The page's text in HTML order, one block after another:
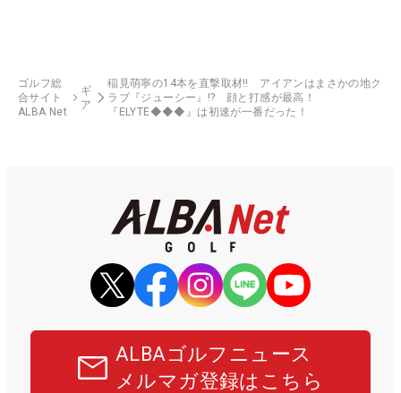
ゴルフ総
合サイト
ALBA Net
ギ
ア
稲見萌寧の14本を直撃取材‼ アイアンはまさかの地ク
ラブ『ジューシー』!? 顔と打感が最高！
『ELYTE◆◆◆』は初速が一番だった！
ALBAゴルフニュース
メルマガ登録はこちら